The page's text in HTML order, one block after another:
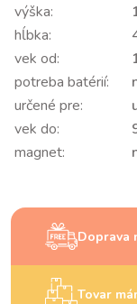
výška:
hĺbka:
vek od:
potreba batérií:
určené pre:
vek do:
magnet:
Doprava
Tovar